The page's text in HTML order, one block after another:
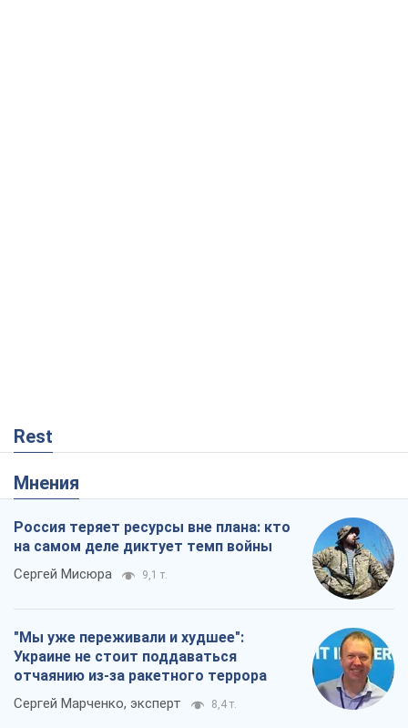
Rest
Мнения
Россия теряет ресурсы вне плана: кто
на самом деле диктует темп войны
Сергей Мисюра 9,1 т.
"Мы уже переживали и худшее":
Украине не стоит поддаваться
отчаянию из-за ракетного террора
Сергей Марченко, эксперт 8,4 т.